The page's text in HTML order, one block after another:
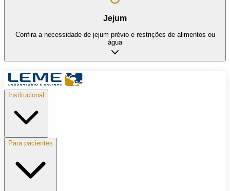
Jejum
Confira a necessidade de jejum prévio e restrições de alimentos ou
água
Institucional
Para pacientes